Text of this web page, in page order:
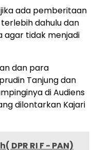
ada pemberitaan
dahulu dan
agar tidak menjadi
dan para
Tanjung dan
di Audiens
dilontarkan Kajari
DPR RI F - PAN)